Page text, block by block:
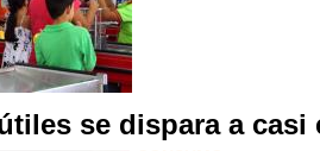
se dispara a casi